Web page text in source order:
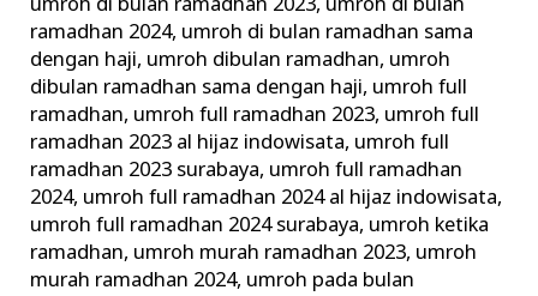
umroh di bulan ramadhan 2023, umroh di bulan
ramadhan 2024, umroh di bulan ramadhan sama
dengan haji, umroh dibulan ramadhan, umroh
dibulan ramadhan sama dengan haji, umroh full
ramadhan, umroh full ramadhan 2023, umroh full
ramadhan 2023 al hijaz indowisata, umroh full
ramadhan 2023 surabaya, umroh full ramadhan
2024, umroh full ramadhan 2024 al hijaz indowisata,
umroh full ramadhan 2024 surabaya, umroh ketika
ramadhan, umroh murah ramadhan 2023, umroh
murah ramadhan 2024, umroh pada bulan